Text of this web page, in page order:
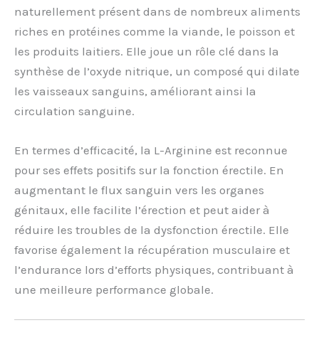
naturellement présent dans de nombreux aliments
riches en protéines comme la viande, le poisson et
les produits laitiers. Elle joue un rôle clé dans la
synthèse de l’oxyde nitrique, un composé qui dilate
les vaisseaux sanguins, améliorant ainsi la
circulation sanguine.
En termes d’efficacité, la L-Arginine est reconnue
pour ses effets positifs sur la fonction érectile. En
augmentant le flux sanguin vers les organes
génitaux, elle facilite l’érection et peut aider à
réduire les troubles de la dysfonction érectile. Elle
favorise également la récupération musculaire et
l’endurance lors d’efforts physiques, contribuant à
une meilleure performance globale.